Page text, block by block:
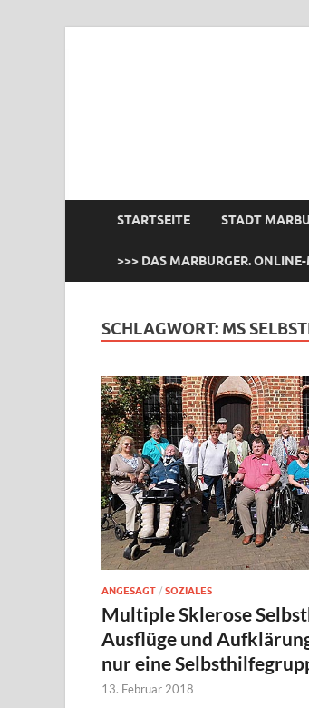
STARTSEITE STADT
>>> DAS MARBURGER.
SCHLAGWORT: MS
ANGESAGT / SOZIALES
Multiple Sklerose
Ausflüge und
nur eine
13. Februar 2018